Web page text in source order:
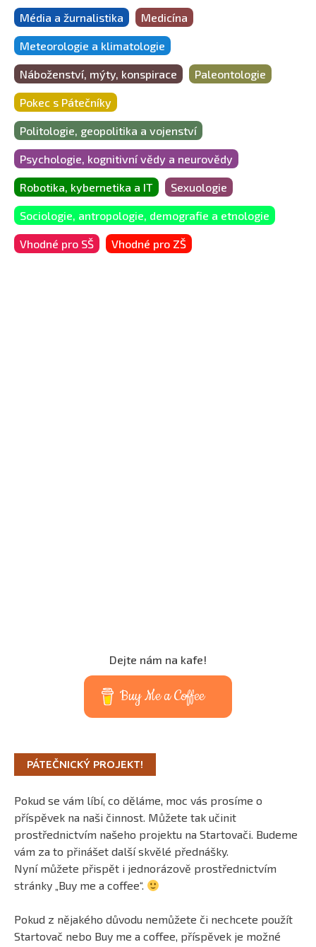
Média a žurnalistika Medicína
Meteorologie a klimatologie
Náboženství, mýty, konspirace Paleontologie
Pokec s Pátečníky
Politologie, geopolitika a vojenství
Psychologie, kognitivní vědy a neurovědy
Robotika, kybernetika a IT Sexuologie
Sociologie, antropologie, demografie a etnologie
Vhodné pro SŠ Vhodné pro ZŠ
Dejte nám na kafe!
Buy Me a Coffee
PÁTEČNICKÝ PROJEKT!
Pokud se vám líbí, co děláme, moc vás prosíme o
příspěvek na naši činnost. Můžete tak učinit
prostřednictvím našeho projektu na Startovači. Budeme
vám za to přinášet další skvělé přednášky.
Nyní můžete přispět i jednorázově prostřednictvím
stránky „Buy me a coffee“.
Pokud z nějakého důvodu nemůžete či nechcete použít
Startovač nebo Buy me a coffee, příspěvek je možné